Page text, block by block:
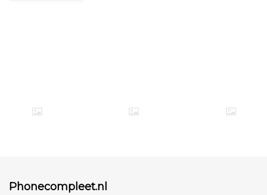
Phonecompleet.nl